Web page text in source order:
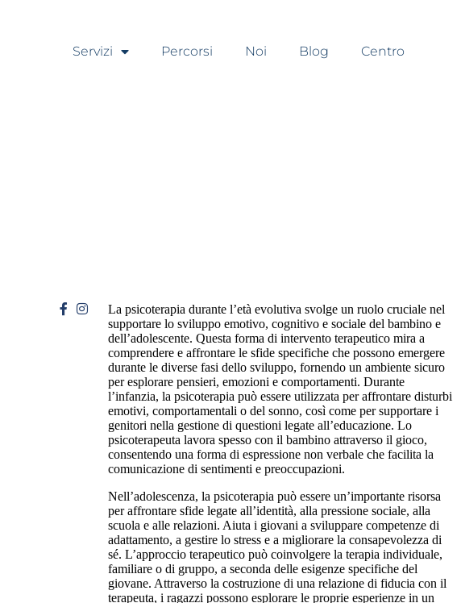
Servizi Percorsi Noi Blog Centro
La psicoterapia durante l’età evolutiva svolge un ruolo cruciale nel
supportare lo sviluppo emotivo, cognitivo e sociale del bambino e
dell’adolescente. Questa forma di intervento terapeutico mira a
comprendere e affrontare le sfide specifiche che possono emergere
durante le diverse fasi dello sviluppo, fornendo un ambiente sicuro
per esplorare pensieri, emozioni e comportamenti. Durante
l’infanzia, la psicoterapia può essere utilizzata per affrontare disturbi
emotivi, comportamentali o del sonno, così come per supportare i
genitori nella gestione di questioni legate all’educazione. Lo
psicoterapeuta lavora spesso con il bambino attraverso il gioco,
consentendo una forma di espressione non verbale che facilita la
comunicazione di sentimenti e preoccupazioni.
Nell’adolescenza, la psicoterapia può essere un’importante risorsa
per affrontare sfide legate all’identità, alla pressione sociale, alla
scuola e alle relazioni. Aiuta i giovani a sviluppare competenze di
adattamento, a gestire lo stress e a migliorare la consapevolezza di
sé. L’approccio terapeutico può coinvolgere la terapia individuale,
familiare o di gruppo, a seconda delle esigenze specifiche del
giovane. Attraverso la costruzione di una relazione di fiducia con il
terapeuta, i ragazzi possono esplorare le proprie esperienze in un